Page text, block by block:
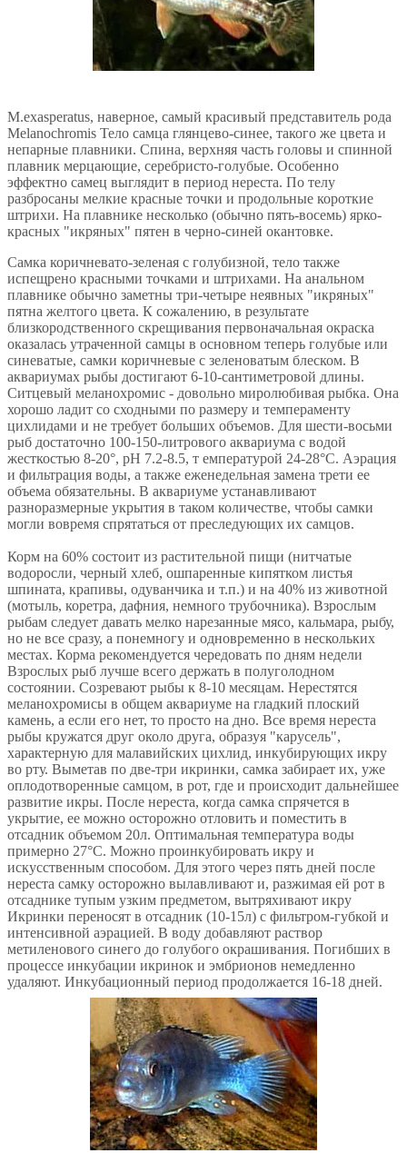
М.exasperatus, наверное, самый красивый представитель рода
Melanochromis Тело самца глянцево-синее, такого же цвета и
непарные плавники. Спина, верхняя часть головы и спинной
плавник мерцающие, серебристо-голубые. Особенно
эффектно самец выглядит в период нереста. По телу
разбросаны мелкие красные точки и продольные короткие
штрихи. На плавнике несколько (обычно пять-восемь) ярко-
красных "икряных" пятен в черно-синей окантовке.
Самка коричневато-зеленая с голубизной, тело также
испещрено красными точками и штрихами. На анальном
плавнике обычно заметны три-четыре неявных "икряных"
пятна желтого цвета. К сожалению, в результате
близкородственного скрещивания первоначальная окраска
оказалась утраченной самцы в основном теперь голубые или
синеватые, самки коричневые с зеленоватым блеском. В
аквариумах рыбы достигают 6-10-сантиметровой длины.
Ситцевый меланохромис - довольно миролюбивая рыбка. Она
хорошо ладит со сходными по размеру и темпераменту
цихлидами и не требует больших объемов. Для шести-восьми
рыб достаточно 100-150-литрового аквариума с водой
жесткостью 8-20°, рН 7.2-8.5, т емпературой 24-28°С. Аэрация
и фильтрация воды, а также еженедельная замена трети ее
объема обязательны. В аквариуме устанавливают
разноразмерные укрытия в таком количестве, чтобы самки
могли вовремя спрятаться от преследующих их самцов.
Корм на 60% состоит из растительной пищи (нитчатые
водоросли, черный хлеб, ошпаренные кипятком листья
шпината, крапивы, одуванчика и т.п.) и на 40% из животной
(мотыль, коретра, дафния, немного трубочника). Взрослым
рыбам следует давать мелко нарезанные мясо, кальмара, рыбу,
но не все сразу, а понемногу и одновременно в нескольких
местах. Корма рекомендуется чередовать по дням недели
Взрослых рыб лучше всего держать в полуголодном
состоянии. Созревают рыбы к 8-10 месяцам. Нерестятся
меланохромисы в общем аквариуме на гладкий плоский
камень, а если его нет, то просто на дно. Все время нереста
рыбы кружатся друг около друга, образуя "карусель",
характерную для малавийских цихлид, инкубирующих икру
во рту. Выметав по две-три икринки, самка забирает их, уже
оплодотворенные самцом, в рот, где и происходит дальнейшее
развитие икры. После нереста, когда самка спрячется в
укрытие, ее можно осторожно отловить и поместить в
отсадник объемом 20л. Оптимальная температура воды
примерно 27°С. Можно проинкубировать икру и
искусственным способом. Для этого через пять дней после
нереста самку осторожно вылавливают и, разжимая ей рот в
отсаднике тупым узким предметом, вытряхивают икру
Икринки переносят в отсадник (10-15л) с фильтром-губкой и
интенсивной аэрацией. В воду добавляют раствор
метиленового синего до голубого окрашивания. Погибших в
процессе инкубации икринок и эмбрионов немедленно
удаляют. Инкубационный период продолжается 16-18 дней.